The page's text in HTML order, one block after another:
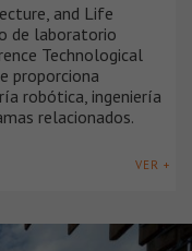
and Life
de laboratorio
Technological
proporciona
robótica, ingeniería
relacionados.
VER +